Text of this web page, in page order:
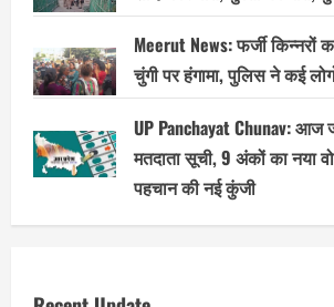
Meerut News: फर्जी किन्नरों
चुंगी पर हंगामा, पुलिस ने कई
UP Panchayat Chunav: आज
मतदाता सूची, 9 अंकों का नया
पहचान की नई कुंजी